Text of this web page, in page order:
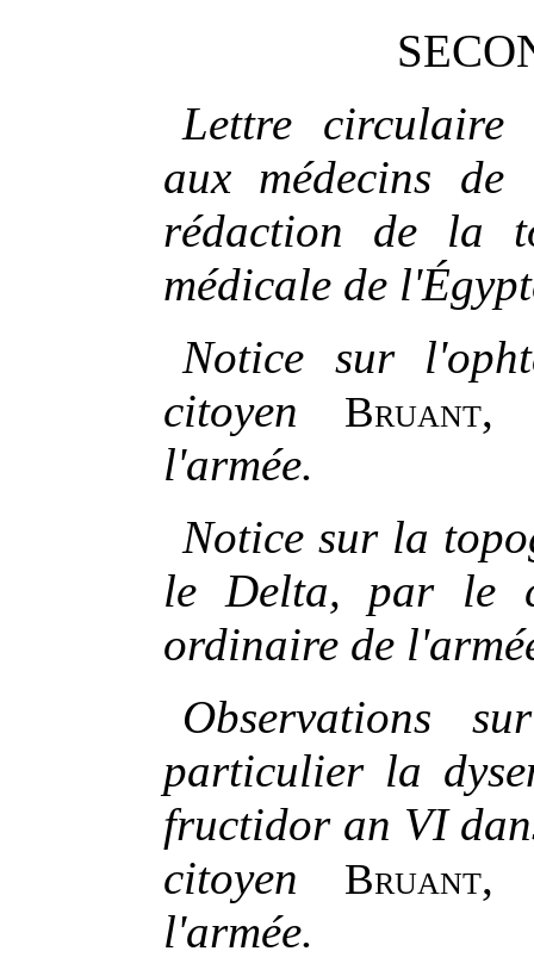
Lettre circulaire
aux médecins
rédaction de la
médicale de
Notice sur
citoyen
Bruant
l'armée.
Notice sur la
le Delta, par le
ordinaire de
Observations
particulier la
fructidor an VI
citoyen
Bruant
l'armée.